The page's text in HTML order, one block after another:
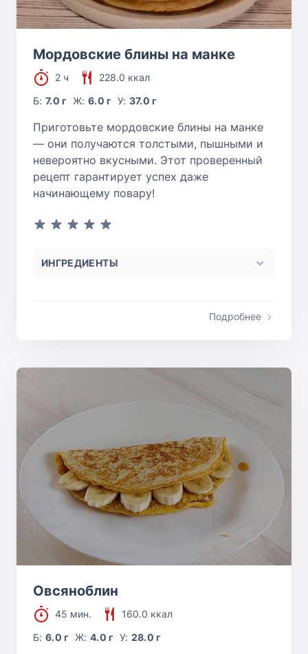
Мордовские блины на манке
2 ч
228.0 ккал
Б:7.0 г Ж: 6.0 г У: 37.0 г
Приготовьте мордовские блины на манке
— они получаются толстыми, пышными и
невероятно вкусными. Этот проверенный
рецепт гарантирует успех даже
начинающему повару!
ИНГРЕДИЕНТЫ
Подробнее
Овсяноблин
45 мин.
160.0 ккал
Б:6.0 г Ж: 4.0 г У: 28.0 г